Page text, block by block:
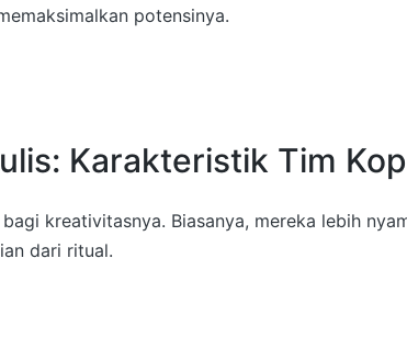
potensinya.
Karakteristik Tim
kreativitasnya. Biasanya, mereka lebih
dari ritual.